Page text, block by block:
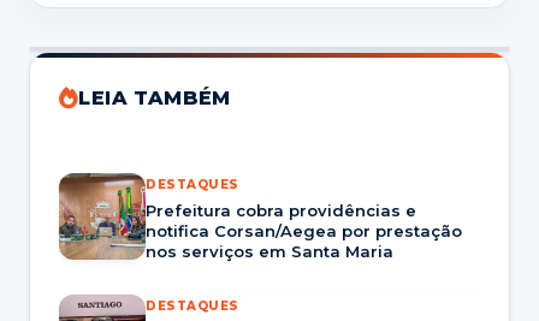
LEIA TAMBÉM
DESTAQUES
Prefeitura cobra providências e
notifica Corsan/Aegea por prestação
nos serviços em Santa Maria
DESTAQUES